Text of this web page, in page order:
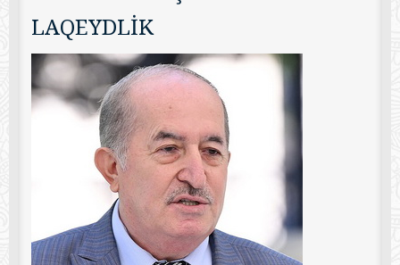
LAQEYDLİK